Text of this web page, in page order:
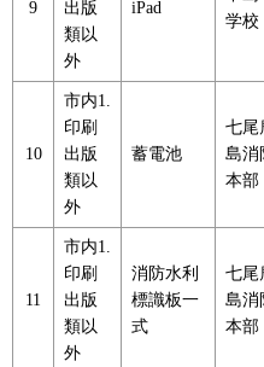
9
出版
類以
外
iPad
学校
10
市内1.
印刷
出版
類以
外
蓄電池
七尾
島消
本部
11
市内1.
印刷
出版
類以
外
消防水利
標識板一
式
七尾
島消
本部